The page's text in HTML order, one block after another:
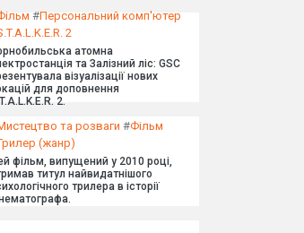
#Персональний комп'ютер
2
атомна
та Залізний ліс: GSC
візуалізації нових
для доповнення
2.
та розваги #Фільм
(жанр)
фільм, випущений у 2010 році,
титул найвидатнішого
трилера в історії